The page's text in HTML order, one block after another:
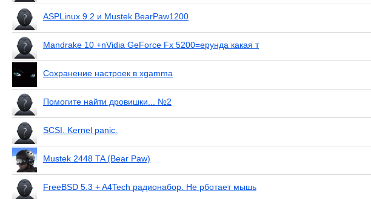
ASPLinux 9.2 и Mustek BearPaw1200
Mandrake 10 +nVidia GeForce Fx 5200=ерунда какая т
Сохранение настроек в xgamma
Помогите найти дровишки... №2
SCSI. Kernel panic.
Mustek 2448 TA (Bear Paw)
FreeBSD 5.3 + A4Tech радионабор. Не рботает мышь